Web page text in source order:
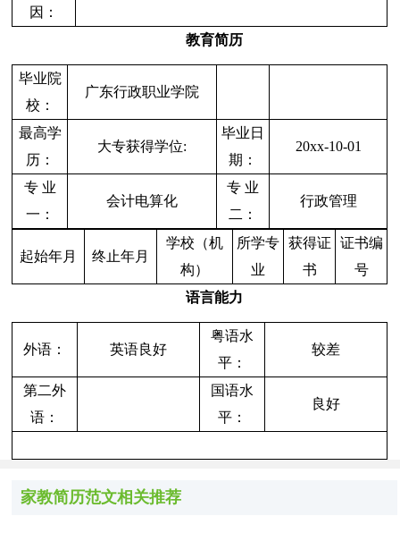
因：
教育简历
毕业院
校：
广东行政职业学院
最高学
历：
大专获得学位:
毕业日
期：
20xx-10-01
专 业
一：
会计电算化
专 业
二：
行政管理
起始年月 终止年月
学校（机
构）
所学专
业
获得证
书
证书编
号
语言能力
外语： 英语良好
粤语水
平：
较差
第二外
语：
国语水
平：
良好
家教简历范文相关推荐